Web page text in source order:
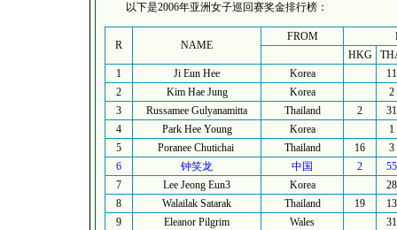
以下是2006年亚洲女子巡回赛奖金排行榜：
R NAME
FROM
HKG
1
Ji Eun Hee Korea
11
2
Kim Hae Jung Korea
2
3
Russamee Gulyanamitta Thailand 2
31
4
Park Hee Young Korea
1
5
Poranee Chutichai Thailand 16
3
6
钟笑龙 中国 2
55
7
Lee Jeong Eun3 Korea
28
8
Walailak Satarak Thailand 19
13
9
Eleanor Pilgrim Wales
31